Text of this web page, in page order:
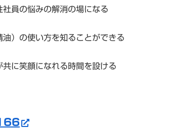
員の悩みの解消の場になる
）の使い方を知ることができる
に笑顔になれる時間を設ける